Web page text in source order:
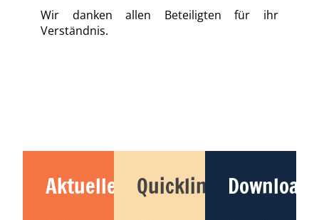
Wir danken allen Beteiligten für ihr
Verständnis.
Aktuelles Quicklinks Downloads